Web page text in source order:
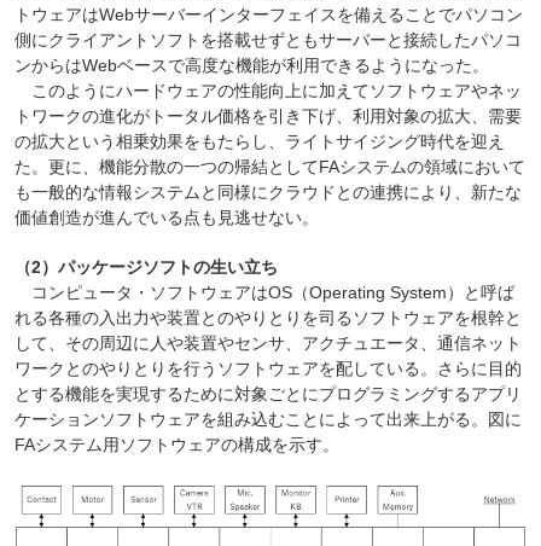
トウェアはWebサーバーインターフェイスを備えることでパソコン
側にクライアントソフトを搭載せずともサーバーと接続したパソコ
ンからはWebベースで高度な機能が利用できるようになった。
このようにハードウェアの性能向上に加えてソフトウェアやネッ
トワークの進化がトータル価格を引き下げ、利用対象の拡大、需要
の拡大という相乗効果をもたらし、ライトサイジング時代を迎え
た。更に、機能分散の一つの帰結としてFAシステムの領域において
も一般的な情報システムと同様にクラウドとの連携により、新たな
価値創造が進んでいる点も見逃せない。
（2）パッケージソフトの生い立ち
コンピュータ・ソフトウェアはOS（Operating System）と呼ば
れる各種の入出力や装置とのやりとりを司るソフトウェアを根幹と
して、その周辺に人や装置やセンサ、アクチュエータ、通信ネット
ワークとのやりとりを行うソフトウェアを配している。さらに目的
とする機能を実現するために対象ごとにプログラミングするアプリ
ケーションソフトウェアを組み込むことによって出来上がる。図に
FAシステム用ソフトウェアの構成を示す。